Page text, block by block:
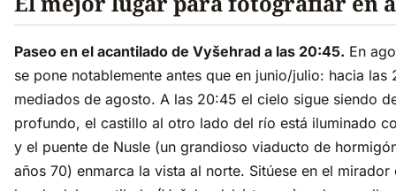
Paseo en el acantilado de Vyšehrad a las 20:45. En
se pone notablemente antes que en junio/julio: hacia las
mediados de agosto. A las 20:45 el cielo sigue siendo
profundo, el castillo al otro lado del río está iluminado
y el puente de Nusle (un grandioso viaducto de
años 70) enmarca la vista al norte. Sitúese en el mirador